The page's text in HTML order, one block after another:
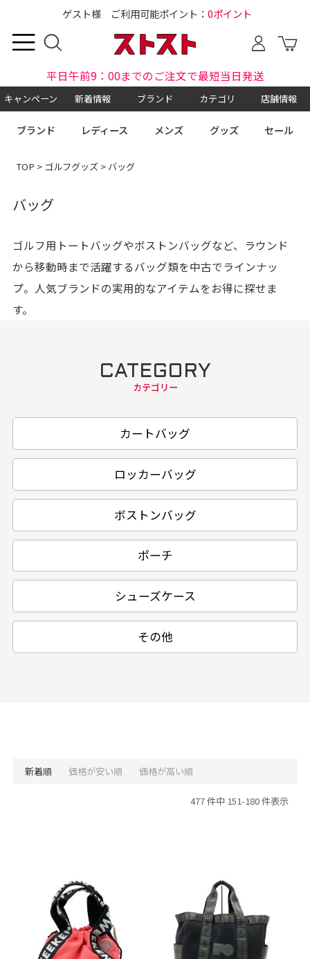
ゲスト様 ご利用可能ポイント： 0ポイント
平日午前9：00までのご注文で最短当日発送
キャンペーン 新着情報 ブランド カテゴリ 店舗情報
ブランド レディース メンズ グッズ セール
TOP > ゴルフグッズ> バッグ
バッグ
ゴルフ用トートバッグやボストンバッグなど、ラウンド
から移動時まで活躍するバッグ類を中古でラインナッ
プ。人気ブランドの実用的なアイテムをお得に探せま
す。
CATEGORY
カテゴリー
カートバッグ
ロッカーバッグ
ボストンバッグ
ポーチ
シューズケース
その他
新着順 価格が安い順 価格が高い順
477 件中 151-180 件表示